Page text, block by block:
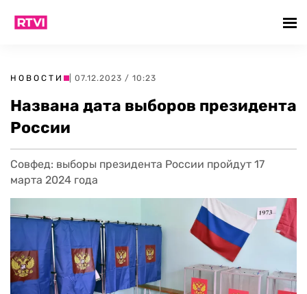
НОВОСТИ | 07.12.2023 / 10:23
Названа дата выборов президента
России
Совфед: выборы президента России пройдут 17
марта 2024 года